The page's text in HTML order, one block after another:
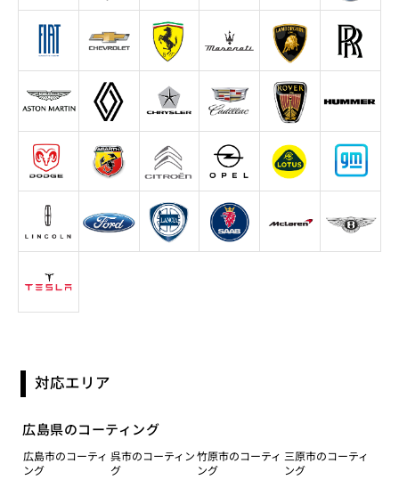
対応エリア
広島県のコーティング
広島市のコーティ
ング
呉市のコーティン
グ
竹原市のコーティ
ング
三原市のコーティ
ング